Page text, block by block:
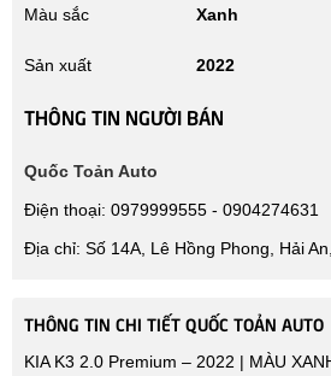
Màu sắc Xanh
Sản xuất 2022
THÔNG TIN NGƯỜI BÁN
Quốc Toản Auto
Điện thoại: 0979999555 - 0904274631
Địa chỉ: Số 14A, Lê Hồng Phong, Hải
THÔNG TIN CHI TIẾT QUỐC TOẢN AUTO
KIA K3 2.0 Premium – 2022 | MÀU